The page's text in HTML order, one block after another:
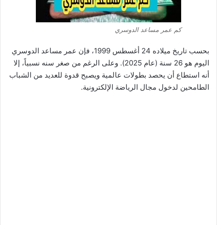
كم عمر مساعد الدوسري
بحسب تاريخ ميلاده 24 أغسطس 1999، فإن عمر مساعد الدوسري
اليوم هو 26 سنة (عام 2025). وعلى الرغم من صغر سنه نسبياً، إلا
أنه استطاع أن يحصد بطولات عالمية ويصبح قدوة للعديد من الشباب
الطامحين لدخول مجال الرياضة الإلكترونية.